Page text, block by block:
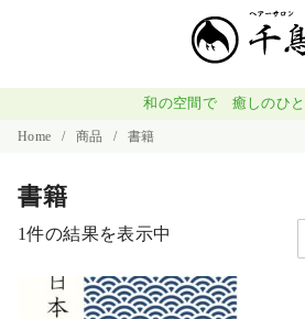
和の空間で 癒しのひと
Home 商品 書籍
書籍
1件の結果を表示中